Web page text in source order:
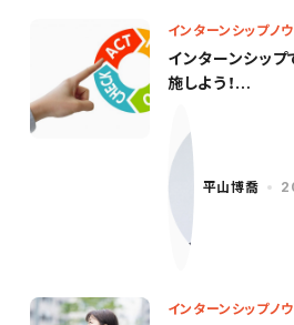
インターンシップノ
インターンシッ
施しよう！
ンケートフォーマ
平山博喬
インターンシップノ